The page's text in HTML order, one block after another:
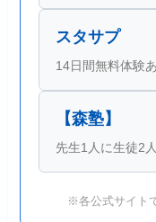
スタサプ
14日間無料体験
【森塾】
先生1人に生徒2
※各公式サイト